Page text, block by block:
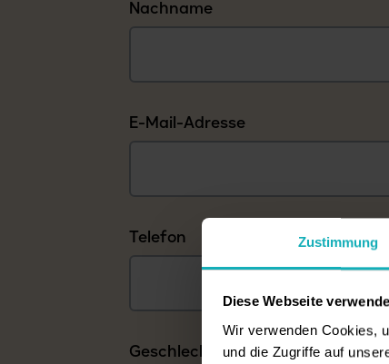
Zustimmung
Diese Webseite
Wir verwenden Cookies,
und die Zugriffe auf
Nachname
E-Mail-Adresse
Telefon
Geschlecht der zu pflegenden